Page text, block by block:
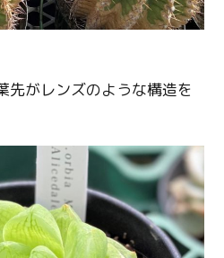
先がレンズのような構造を